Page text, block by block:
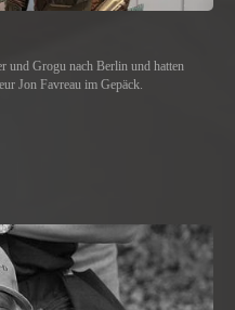
und Grogu nach Berlin und hatten
Jon Favreau im Gepäck.